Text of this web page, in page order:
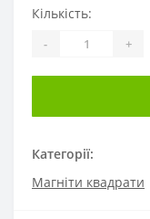
Категорії:
Магніти квадрати
Кількість:
- +